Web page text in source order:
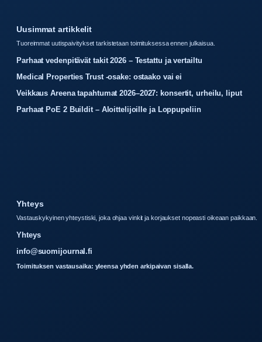
Uusimmat artikkelit
Tuoreimmat uutispaivitykset tarkistetaan toimituksessa ennen julkaisua.
Parhaat vedenpitävät takit 2026 – Testattu ja vertailtu
Medical Properties Trust -osake: ostaako vai ei
Veikkaus Areena tapahtumat 2026–2027: konsertit, urheilu, liput
Parhaat PoE 2 Buildit – Aloittelijoille ja Loppupeliin
Yhteys
Vastauskykyinen yhteystiski, joka ohjaa vinkit ja korjaukset nopeasti oikeaan paikkaan.
Yhteys
info@suomijournal.fi
Toimituksen vastausaika: yleensa yhden arkipaivan sisalla.